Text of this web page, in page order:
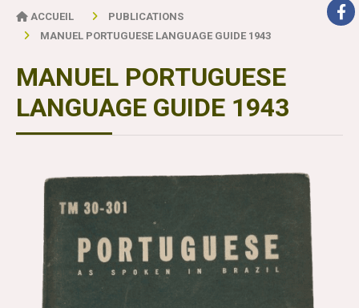
ACCUEIL
PUBLICATIONS
MANUEL PORTUGUESE LANGUAGE GUIDE 1943
MANUEL PORTUGUESE
LANGUAGE GUIDE 1943